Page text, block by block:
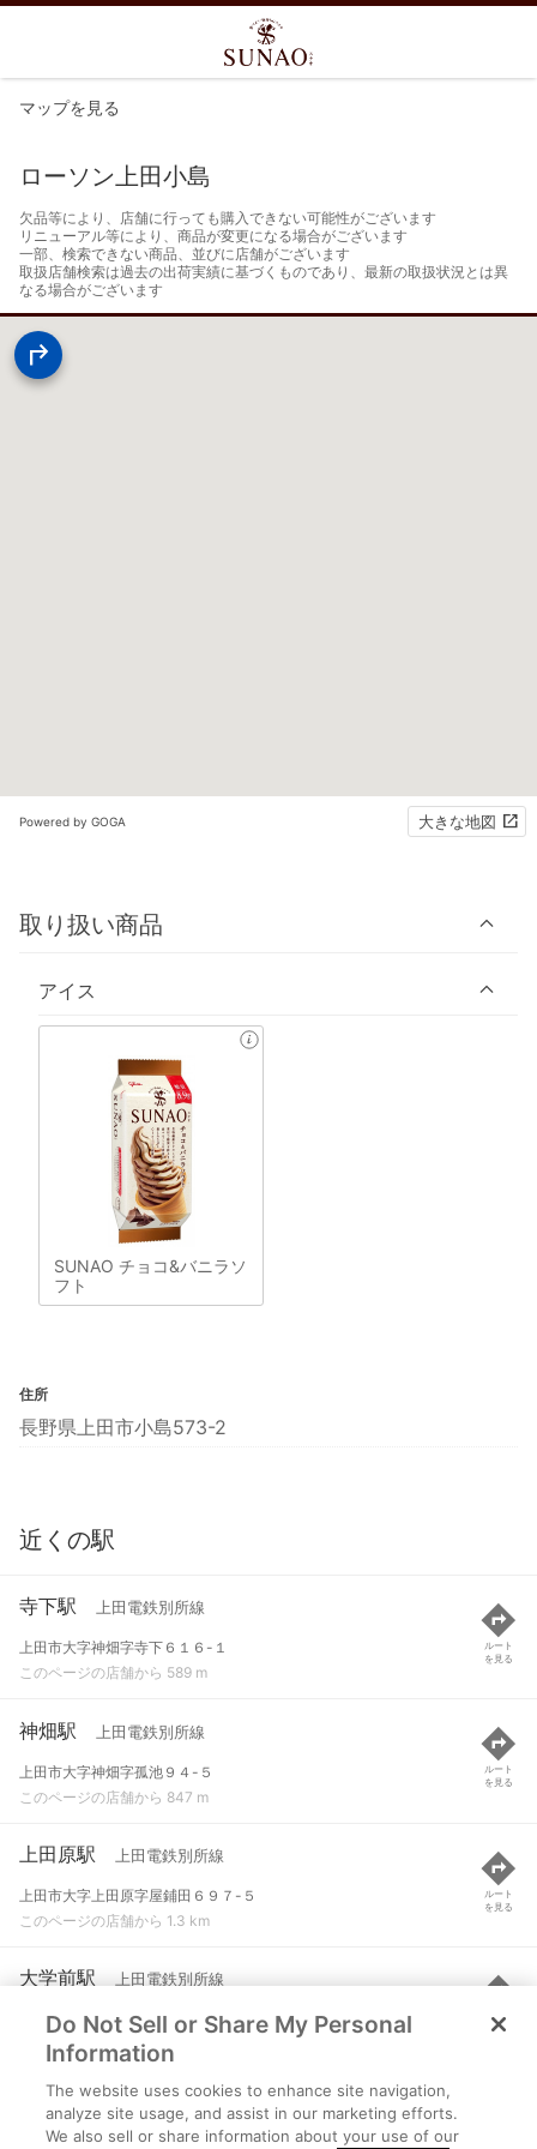
マップを見る
ローソン上田小島
欠品等により、店舗に行っても購入できない可能性がございます
リニューアル等により、商品が変更になる場合がございます
一部、検索できない商品、並びに店舗がございます
取扱店舗検索は過去の出荷実績に基づくものであり、最新の取扱状況とは異
なる場合がございます
Powered by GOGA 大きな地図
取り扱い商品
アイス
SUNAO チョコ&バニラソ
フト
住所
長野県上田市小島573-2
近くの駅
寺下駅 上田電鉄別所線
上田市大字神畑字寺下６１６-１
このページの店舗から 589 m
ルート
を見る
神畑駅 上田電鉄別所線
上田市大字神畑字孤池９４-５
このページの店舗から 847 m
ルート
を見る
上田原駅 上田電鉄別所線
上田市大字上田原字屋鋪田６９７-５
このページの店舗から 1.3 km
ルート
を見る
大学前駅 上田電鉄別所線
上田市大字下之郷字上迎２８４-５
このページの店舗から 1.4 km
ルート
を見る
赤坂上駅 上田電鉄別所線
上田市大字上田原字一ノ口８７５-７
Do Not Sell or Share My Personal
Information
The website uses cookies to enhance site navigation,
analyze site usage, and assist in our marketing efforts.
We also sell or share information about your use of our